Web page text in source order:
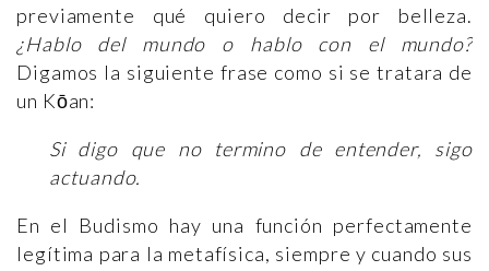
previamente qué quiero decir por belleza.
¿Hablo del mundo o hablo con el mundo?
Digamos la siguiente frase como si se tratara de
un Kōan:
Si digo que no termino de entender, sigo
actuando.
En el Budismo hay una función perfectamente
legítima para la metafísica, siempre y cuando sus